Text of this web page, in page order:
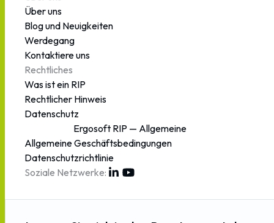
Über uns
Blog und Neuigkeiten
Werdegang
Kontaktiere uns
Rechtliches
Was ist ein RIP
Rechtlicher Hinweis
Datenschutz
Ergosoft RIP — Allgemeine
Geschäftsbedingungen
Allgemeine Geschäftsbedingungen
Datenschutzrichtlinie
Soziale Netzwerke: